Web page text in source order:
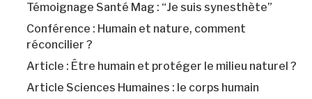
Témoignage Santé Mag : “Je suis synesthète”
Conférence : Humain et nature, comment
réconcilier ?
Article : Être humain et protéger le milieu naturel ?
Article Sciences Humaines : le corps humain